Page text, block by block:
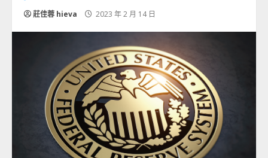
莊佳蓉 hieva 2023 年 2 月 14 日